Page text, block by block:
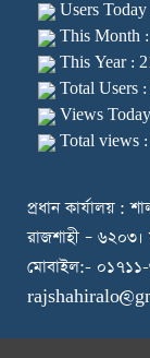
Users
This Month
This Year :
Total Users
Views
Total views
প্রধান কার্যালয় :
রাজশাহী –
মোবাইল:- ০১৭১১-